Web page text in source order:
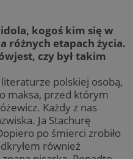
kogoś kim się w
różnych etapach życia.
czy był takim
polskiej osobą,
maksa, przed którym
Każdy z nas
Ja Stachurę
po śmierci zrobiło
również